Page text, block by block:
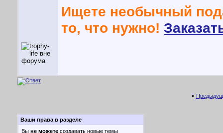
Ищете необычный
то, что нужно!
«
Ваши права в разделе
Вы не можете создавать новые темы